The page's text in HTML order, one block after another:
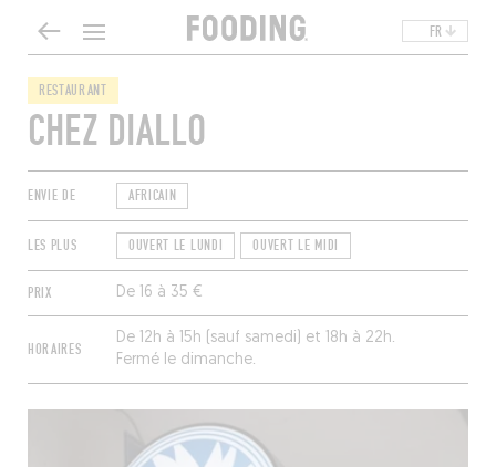
FR
RESTAURANT
CHEZ DIALLO
ENVIE DE AFRICAIN
LES PLUS OUVERT LE LUNDI OUVERT LE MIDI
PRIX De 16 à 35 €
HORAIRES
De 12h à 15h (sauf samedi) et 18h à 22h.
Fermé le dimanche.